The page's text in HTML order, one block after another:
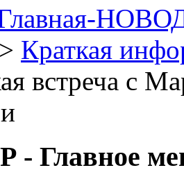
> Краткая
встреча с
Главное